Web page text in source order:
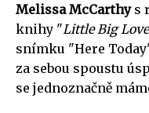
Melissa McCarthys
knihy "Little Big Love
snímku "Here
za sebou spoustu
se jednoznačně